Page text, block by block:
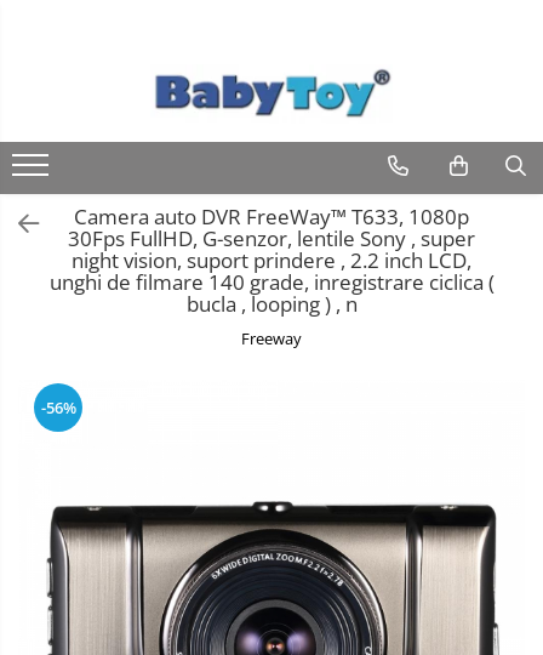
Camera auto DVR FreeWay™ T633, 1080p
30Fps FullHD, G-senzor, lentile Sony , super
night vision, suport prindere , 2.2 inch LCD,
unghi de filmare 140 grade, inregistrare ciclica (
bucla , looping ) , n
Freeway
-56%